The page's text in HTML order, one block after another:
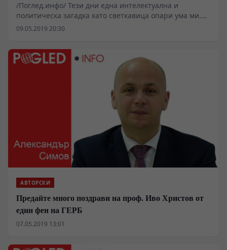
/Поглед.инфо/ Тези дни една интелектуална и
политическа загадка като светкавица опари ума ми.
Зачудих се къде ли из вселената се загуби водачката
09.05.2019 20:30
АВТОРСКИ
Предайте много поздрави на проф. Иво Христов от
един фен на ГЕРБ
07.05.2019 13:01